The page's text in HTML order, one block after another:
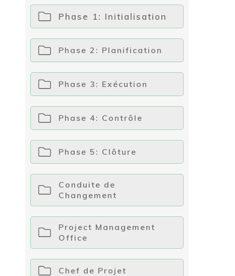
Phase 1: Initialisation
Phase 2: Planification
Phase 3: Exécution
Phase 4: Contrôle
Phase 5: Clôture
Conduite de
Changement
Project Management
Office
Chef de Projet